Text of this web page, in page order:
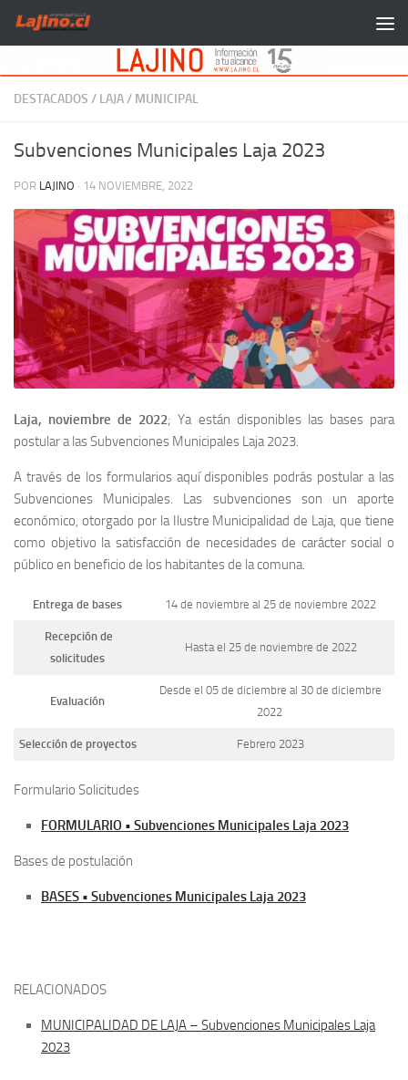
Saltar al contenido
DESTACADOS / LAJA/ MUNICIPAL
Subvenciones Municipales Laja 2023
POR LAJINO · 14 NOVIEMBRE, 2022
Laja, noviembre de 2022; Ya están disponibles las bases para
postular a las Subvenciones Municipales Laja 2023.
A través de los formularios aquí disponibles podrás postular a las
Subvenciones Municipales. Las subvenciones son un aporte
económico, otorgado por la Ilustre Municipalidad de Laja, que tiene
como objetivo la satisfacción de necesidades de carácter social o
público en beneficio de los habitantes de la comuna.
Entrega de bases 14 de noviembre al 25 de noviembre 2022
Recepción de
solicitudes
Hasta el 25 de noviembre de 2022
Evaluación
Desde el 05 de diciembre al 30 de diciembre
2022
Selección de proyectos Febrero 2023
Formulario Solicitudes
FORMULARIO • Subvenciones Municipales Laja 2023
Bases de postulación
BASES • Subvenciones Municipales Laja 2023
RELACIONADOS
MUNICIPALIDAD DE LAJA – Subvenciones Municipales Laja
2023